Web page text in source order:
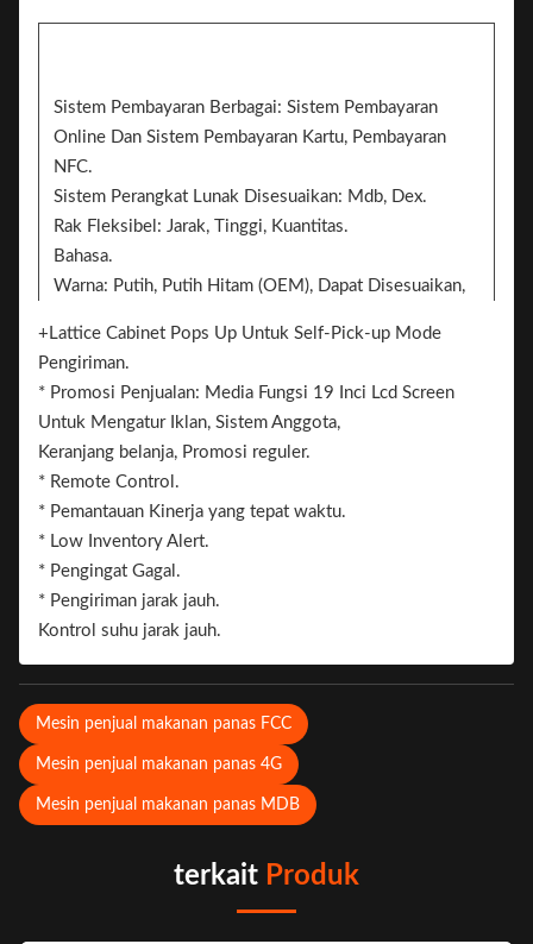
Sistem Pembayaran Berbagai: Sistem Pembayaran
Online Dan Sistem Pembayaran Kartu, Pembayaran
NFC.
Sistem Perangkat Lunak Disesuaikan: Mdb, Dex.
Rak Fleksibel: Jarak, Tinggi, Kuantitas.
Bahasa.
Warna: Putih, Putih Hitam (OEM), Dapat Disesuaikan,
Sticker. 2 Sisi Dapat Tambahkan Sticker Untuk
Branding
+Lattice Cabinet Pops Up Untuk Self-Pick-up Mode
Pengiriman.
* Promosi Penjualan: Media Fungsi 19 Inci Lcd Screen
Untuk Mengatur Iklan, Sistem Anggota,
Keranjang belanja, Promosi reguler.
* Remote Control.
* Pemantauan Kinerja yang tepat waktu.
* Low Inventory Alert.
* Pengingat Gagal.
* Pengiriman jarak jauh.
Kontrol suhu jarak jauh.
Mesin penjual makanan panas FCC
Mesin penjual makanan panas 4G
Mesin penjual makanan panas MDB
terkait Produk